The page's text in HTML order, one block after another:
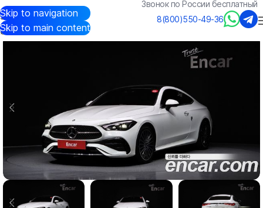
Skip to navigation
Skip to main content
Звонок по России бесплатный
8(800)550-49-36
Авто из Кореи/Каталог Mercedes-Benz/CLE-Class